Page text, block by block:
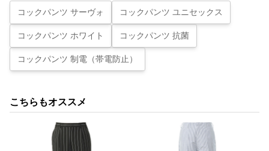
コックパンツ サーヴォ コックパンツ ユニセックス
コックパンツ ホワイト コックパンツ 抗菌
コックパンツ 制電（帯電防止）
こちらもオススメ